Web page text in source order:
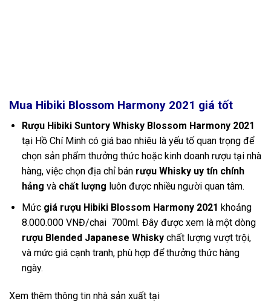
Mua Hibiki Blossom Harmony 2021 giá tốt
Rượu Hibiki Suntory Whisky Blossom Harmony 2021
tại Hồ Chí Minh có giá bao nhiêu là yếu tố quan trọng để
chọn sản phẩm thưởng thức hoặc kinh doanh rượu tại nhà
hàng, việc chọn địa chỉ bán rượu Whisky uy tín chính
hảng và chất lượng luôn được nhiều người quan tâm.
Mức giá rượu Hibiki Blossom Harmony 2021 khoảng
8.000.000 VNĐ/chai 700ml. Đây được xem là một dòng
rượu Blended Japanese Whiskychất lượng vượt trội,
và mức giá cạnh tranh, phù hợp để thưởng thức hàng
ngày.
Xem thêm thông tin nhà sản xuất tại